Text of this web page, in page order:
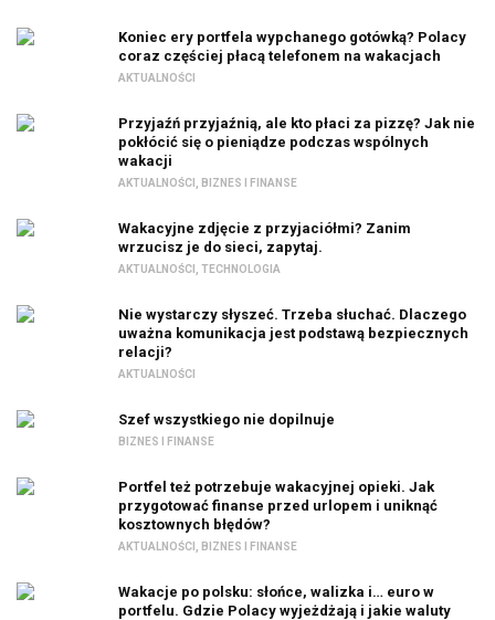
Koniec ery portfela wypchanego gotówką? Polacy
coraz częściej płacą telefonem na wakacjach
AKTUALNOŚCI
Przyjaźń przyjaźnią, ale kto płaci za pizzę? Jak nie
pokłócić się o pieniądze podczas wspólnych
wakacji
AKTUALNOŚCI BIZNES I FINANSE
Wakacyjne zdjęcie z przyjaciółmi? Zanim
wrzucisz je do sieci, zapytaj.
AKTUALNOŚCI TECHNOLOGIA
Nie wystarczy słyszeć. Trzeba słuchać. Dlaczego
uważna komunikacja jest podstawą bezpiecznych
relacji?
AKTUALNOŚCI
Szef wszystkiego nie dopilnuje
BIZNES I FINANSE
Portfel też potrzebuje wakacyjnej opieki. Jak
przygotować finanse przed urlopem i uniknąć
kosztownych błędów?
AKTUALNOŚCI BIZNES I FINANSE
Wakacje po polsku: słońce, walizka i… euro w
portfelu. Gdzie Polacy wyjeżdżają i jakie waluty